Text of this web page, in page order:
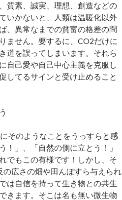
質素、誠実、理想、創造などの
いかないと、人類は温暖化以外
、異常なまでの貧富の格差の問
ません。要するに、CO2だけに
道を誤ってしまいます。それら
自己愛や自己中心主義を克服し
してるサインと受け止めること
そのようなことをうっすらと感
！」、「自然の側に立とう！」
でもこの有様です！しかし、そ
広さの畑や田んぼすら与えられ
は自信を持って生き物との共生
きます。そこは名も無い微生物